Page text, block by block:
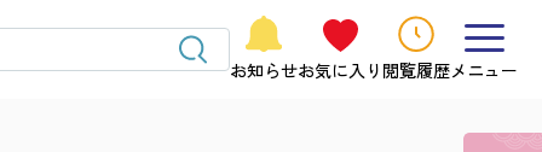
お知らせお気に入り 閲覧履歴メニュー